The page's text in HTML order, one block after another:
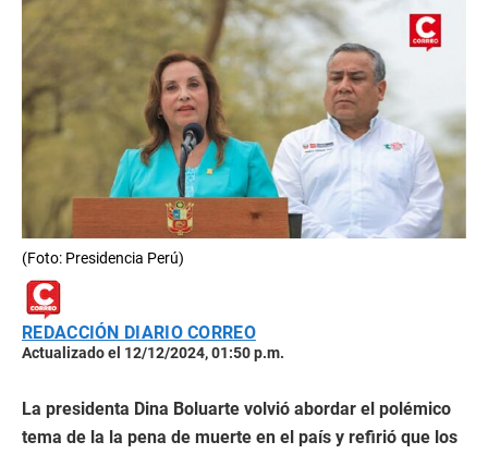
(Foto: Presidencia Perú)
REDACCIÓN DIARIO CORREO
Actualizado el 12/12/2024, 01:50 p.m.
La presidenta Dina Boluarte volvió abordar el polémico
tema de la la pena de muerte en el país y refirió que los